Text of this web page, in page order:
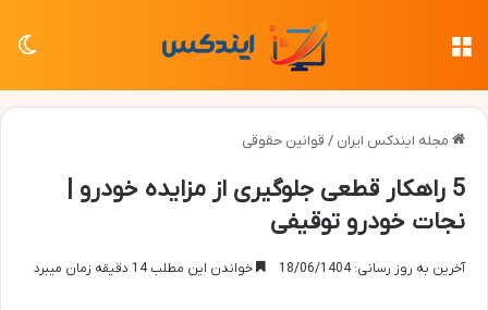
مجله ایندکس ایران / قوانین حقوقی
5 راهکار قطعی جلوگیری از مزایده خودرو |
نجات خودرو توقیفی
آخرین به روز رسانی: 18/06/1404 خواندن این مطلب 14 دقیقه زمان میبرد